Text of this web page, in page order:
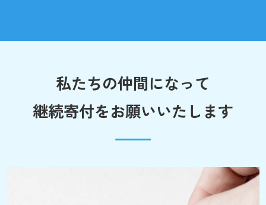
私たちの仲間になって
継続寄付をお願いいたします